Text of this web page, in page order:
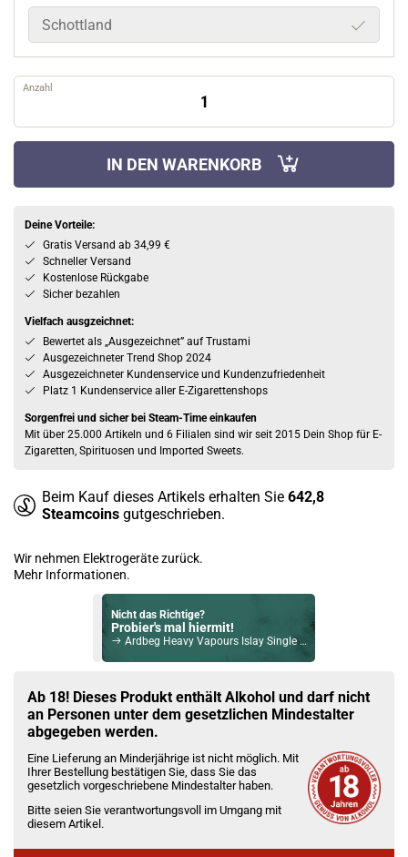
Schottland
Anzahl
IN DEN WARENKORB
Deine Vorteile:
Gratis Versand ab 34,99 €
Schneller Versand
Kostenlose Rückgabe
Sicher bezahlen
Vielfach ausgzeichnet:
Bewertet als „Ausgezeichnet” auf Trustami
Ausgezeichneter Trend Shop 2024
Ausgezeichneter Kundenservice und Kundenzufriedenheit
Platz 1 Kundenservice aller E-Zigarettenshops
Sorgenfrei und sicher bei Steam-Time einkaufen
Mit über 25.000 Artikeln und 6 Filialen sind wir seit 2015 Dein Shop für E-
Zigaretten, Spirituosen und Imported Sweets.
Beim Kauf dieses Artikels erhalten Sie 642,8
Steamcoins gutgeschrieben.
Wir nehmen Elektrogeräte zurück.
Mehr Informationen.
Nicht das Richtige?
Probier's mal hiermit!
Ardbeg Heavy Vapours Islay Single Malt Scotch Whisky 46% Vol. 700ml
Check das mal!
Wilhelm Marx Gin Azul 40% Vol. 700ml
Du willst Kröten sparen?
Schau mal hier!
Teslacigs Q 2,0ml 900mAh Pod System Kit Midnight Black
Ab 18! Dieses Produkt enthält Alkohol und darf nicht
an Personen unter dem gesetzlichen Mindestalter
abgegeben werden.
Eine Lieferung an Minderjährige ist nicht möglich. Mit
Ihrer Bestellung bestätigen Sie, dass Sie das
gesetzlich vorgeschriebene Mindestalter haben.
Bitte seien Sie verantwortungsvoll im Umgang mit
diesem Artikel.